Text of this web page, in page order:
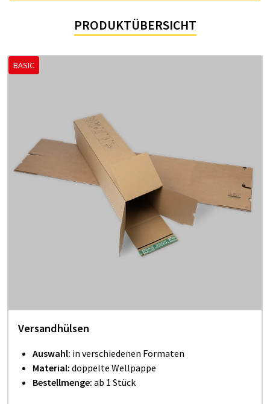
PRODUKTÜBERSICHT
BASIC
Versandhülsen
Auswahl: in verschiedenen Formaten
Material: doppelte Wellpappe
Bestellmenge: ab 1 Stück